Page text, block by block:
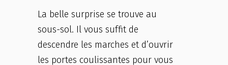
La belle surprise se trouve au
sous-sol. Il vous suffit de
descendre les marches et d’ouvrir
les portes coulissantes pour vous